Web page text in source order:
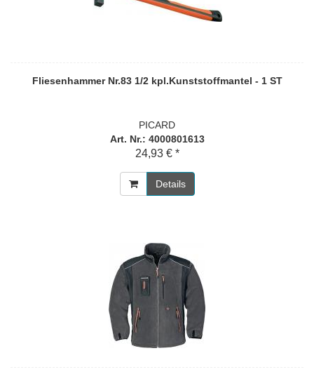
Fliesenhammer Nr.83 1/2 kpl.Kunststoffmantel - 1 ST
PICARD
Art. Nr.: 4000801613
24,93 € *
Details